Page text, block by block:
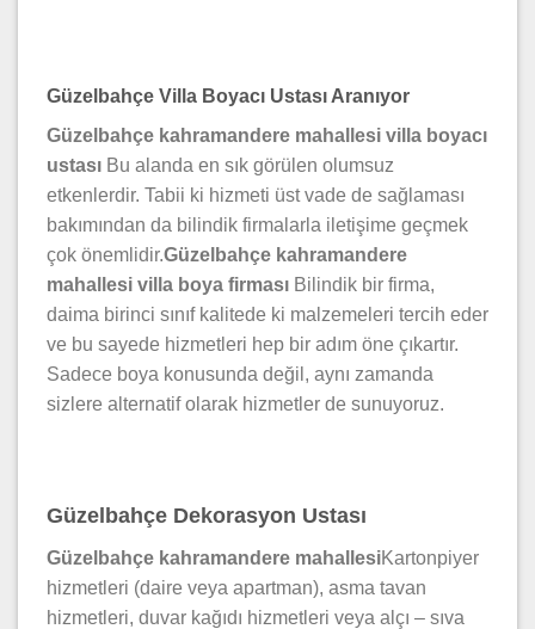
Güzelbahçe Villa Boyacı Ustası Aranıyor
Güzelbahçe kahramandere mahallesi villa boyacı
ustası Bu alanda en sık görülen olumsuz
etkenlerdir. Tabii ki hizmeti üst vade de sağlaması
bakımından da bilindik firmalarla iletişime geçmek
çok önemlidir.Güzelbahçe kahramandere
mahallesi villa boya firması Bilindik bir firma,
daima birinci sınıf kalitede ki malzemeleri tercih eder
ve bu sayede hizmetleri hep bir adım öne çıkartır.
Sadece boya konusunda değil, aynı zamanda
sizlere alternatif olarak hizmetler de sunuyoruz.
Güzelbahçe Dekorasyon Ustası
Güzelbahçe kahramandere mahallesiKartonpiyer
hizmetleri (daire veya apartman), asma tavan
hizmetleri, duvar kağıdı hizmetleri veya alçı – sıva